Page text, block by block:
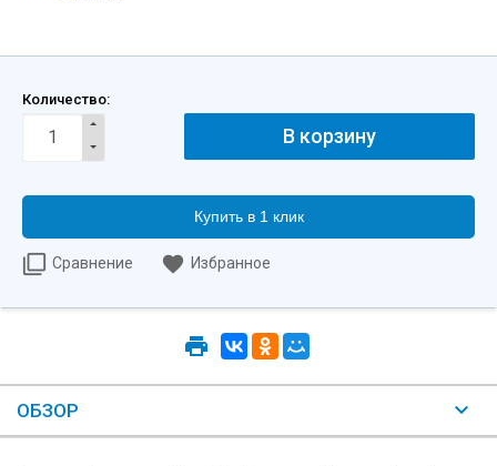
Количество:
Купить в 1 клик
Сравнение Избранное
ОБЗОР